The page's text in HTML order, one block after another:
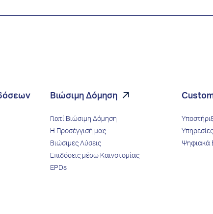
Βιώσιμη Δόμηση
Γιατί Βιώσιμη Δόμηση
Η Προσέγγισή μας
Βιώσιμες Λύσεις
Επιδόσεις μέσω Kαινοτομίας
EPDs
Ψηφιακά